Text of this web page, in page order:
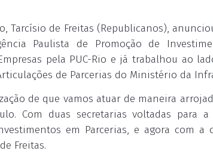
Tarcísio de Freitas (Republicanos),
Paulista de Promoção de
pela PUC-Rio e já trabalhou ao
de Parcerias do Ministério da
de que vamos atuar de maneira
Com duas secretarias voltadas para
em Parcerias, e agora com a
Freitas.